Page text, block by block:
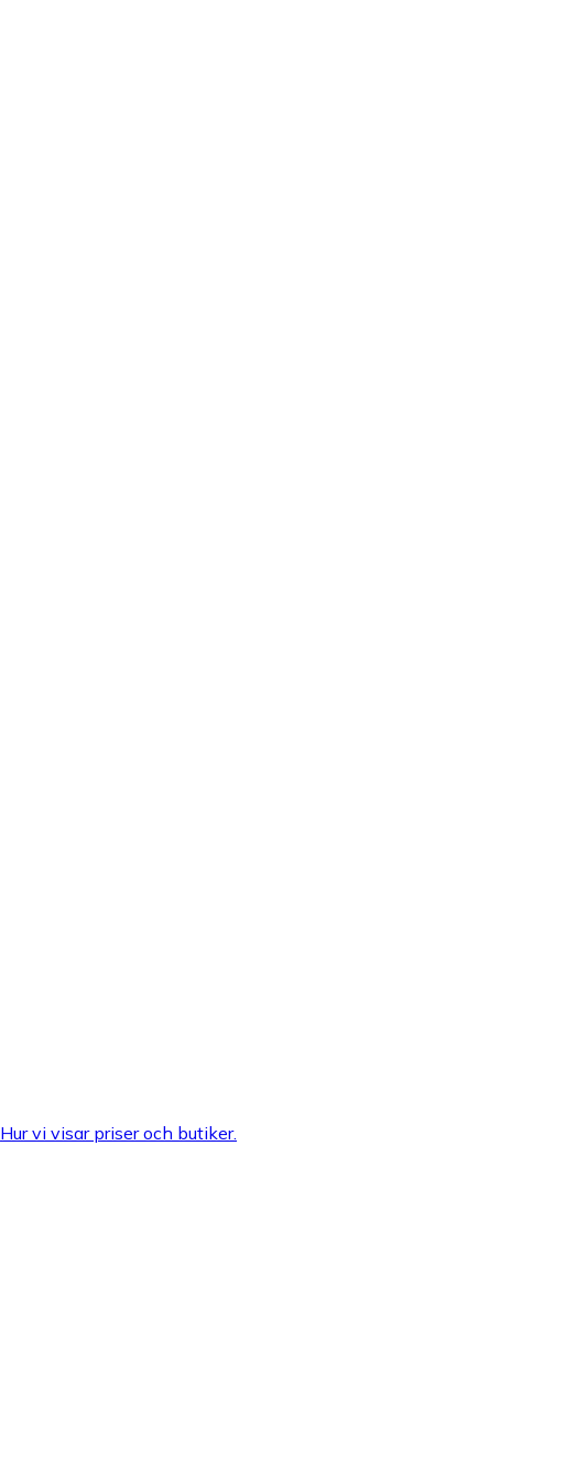
Hur vi visar priser och butiker.